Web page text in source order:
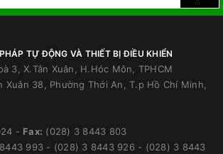
TỰ ĐỘNG VÀ THIẾT BỊ ĐIỀU KHIỂN
3, X.Tân Xuân, H.Hóc Môn, TPHCM
Xuân 38, Phường Thới An, T.p Hồ Chí Minh,
- Fax: (028) 3 8443 803
993 - (028) 3 8443 926 - (028) 3 8443